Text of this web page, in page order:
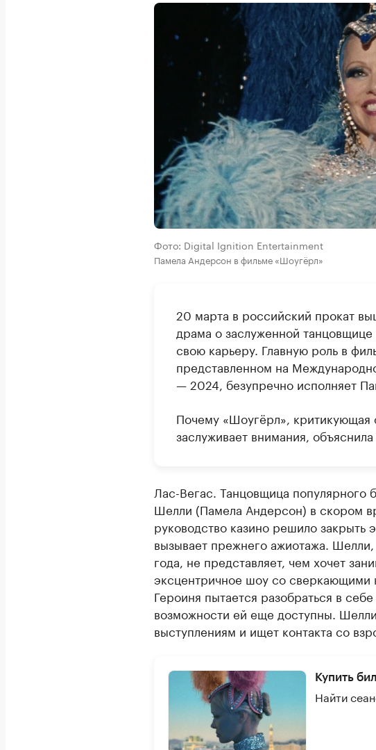
Фото: Digital Ignition Entertainment
Памела Андерсон в фильме «Шоугёрл»
20 марта в российский прокат
драма о заслуженной
свою карьеру. Главную роль в
представленном на
— 2024, безупречно исполняет
Почему «Шоугёрл», критикующая
заслуживает внимания,
Лас-Вегас. Танцовщица популярного
Шелли (Памела Андерсон) в скором
руководство казино решило закрыть
вызывает прежнего ажиотажа.
года, не представляет, чем хочет
эксцентричное шоу со сверкающими
Героиня пытается разобраться в
возможности ей еще доступны.
выступлениям и ищет контакта со
Купить
Найти